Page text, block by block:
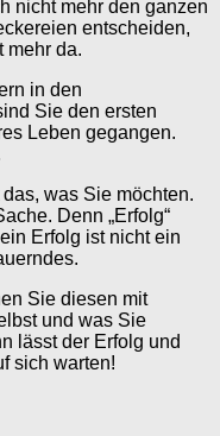
nicht mehr den ganzen
entscheiden,
mehr da.
in den
Sie den ersten
Leben gegangen.
was Sie möchten.
Denn „Erfolg“
Erfolg ist nicht ein
Sie diesen mit
und was Sie
lässt der Erfolg und
sich warten!